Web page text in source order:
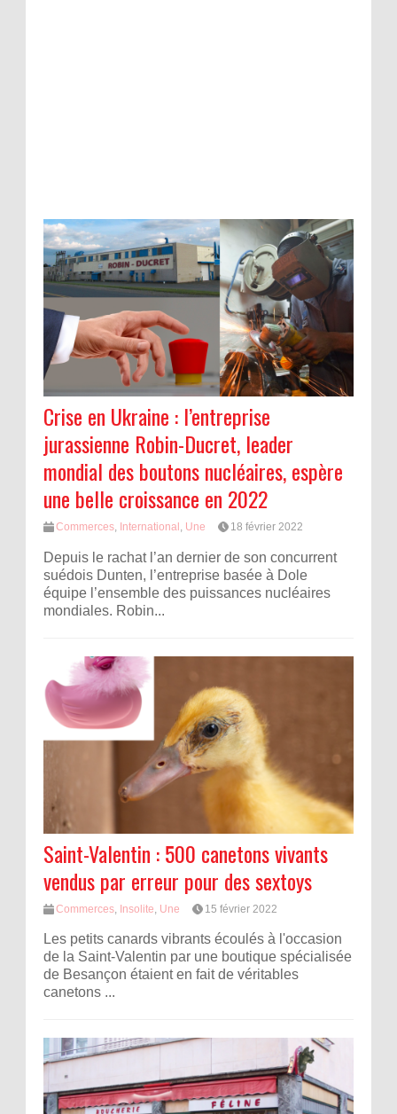
Crise en Ukraine : l’entreprise
jurassienne Robin-Ducret, leader
mondial des boutons nucléaires, espère
une belle croissance en 2022
Commerces, International , Une 18 février 2022
Depuis le rachat l’an dernier de son concurrent
suédois Dunten, l’entreprise basée à Dole
équipe l’ensemble des puissances nucléaires
mondiales. Robin...
Saint-Valentin : 500 canetons vivants
vendus par erreur pour des sextoys
Commerces Insolite Une 15 février 2022
Les petits canards vibrants écoulés à l'occasion
de la Saint-Valentin par une boutique spécialisée
de Besançon étaient en fait de véritables
canetons ...